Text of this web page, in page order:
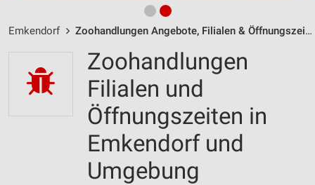
Emkendorf Zoohandlungen Angebote, Filialen & Öffnungszeiten
Zoohandlungen
Filialen und
Öffnungszeiten in
Emkendorf und
Umgebung